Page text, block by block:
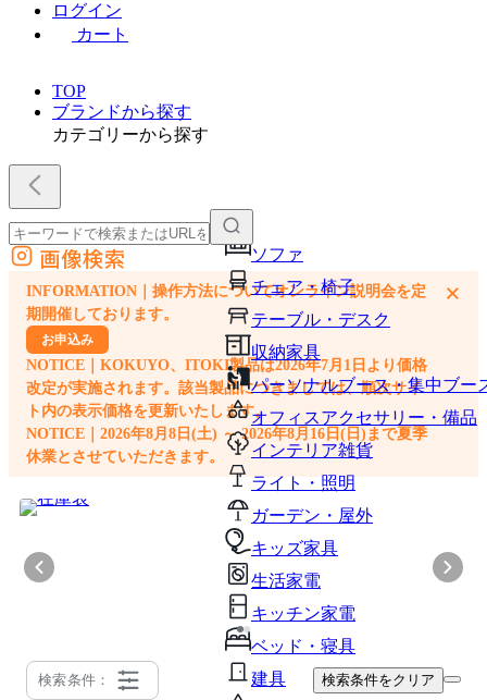
ログイン
カート
TOP
ブランドから探す
カテゴリーから探す
ソファ
チェア・椅子
テーブル・デスク
収納家具
パーソナルブース・集中ブー
オフィスアクセサリー・備品
インテリア雑貨
ライト・照明
ガーデン・屋外
キッズ家具
生活家電
キッチン家電
ベッド・寝具
建具
外部サイトの商品をカートに追加
他のサイトで見つけた商品ページのURLを貼り付けて、カートに追加できます
画像検索
INFORMATION｜操作方法についてオンライン説明会を定
期開催しております。
お申込み
NOTICE｜KOKUYO、ITOKI製品は2026年7月1日より価格
改定が実施されます。該当製品につきましては、順次サイ
ト内の表示価格を更新いたします。
NOTICE｜2026年8月8日(土) ～ 2026年8月16日(日)まで夏季
休業とさせていただきます。
×
検索条件： 検索条件をクリア